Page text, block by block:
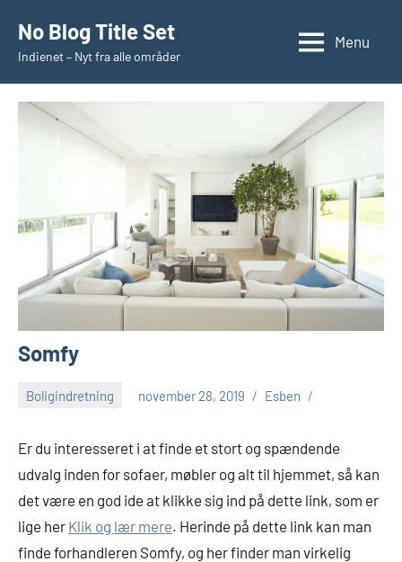
indhold
No Blog Title Set
Indienet – Nyt fra alle områder
Menu
Somfy
Boligindretning november 28, 2019 Esben
Er du interesseret i at finde et stort og spændende
udvalg inden for sofaer, møbler og alt til hjemmet, så kan
det være en god ide at klikke sig ind på dette link, som er
lige her Klik og lær mere. Herinde på dette link kan man
finde forhandleren Somfy, og her finder man virkelig